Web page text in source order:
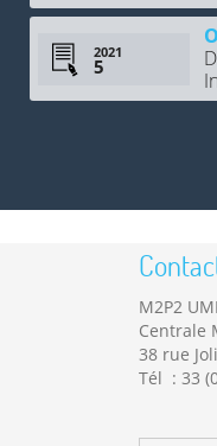
2021
M2P2
Centrale
38 rue
Tél : 33